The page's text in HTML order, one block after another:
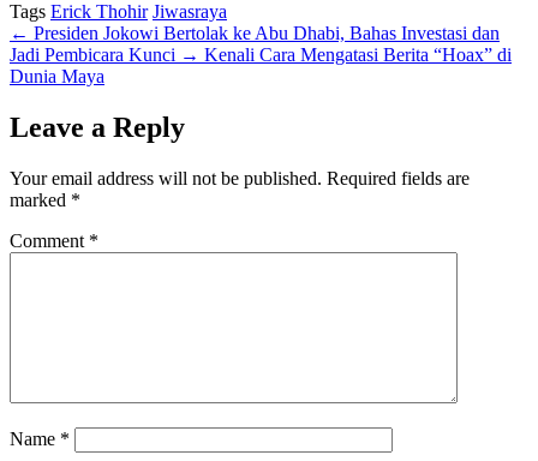
Tags Erick Thohir Jiwasraya
← Presiden Jokowi Bertolak ke Abu Dhabi, Bahas Investasi dan
Jadi Pembicara Kunci → Kenali Cara Mengatasi Berita “Hoax” di
Dunia Maya
Leave a Reply
Your email address will not be published. Required fields are
marked *
Comment *
Name *